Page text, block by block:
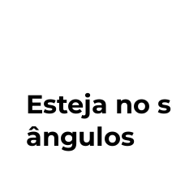
Esteja no
ângulos